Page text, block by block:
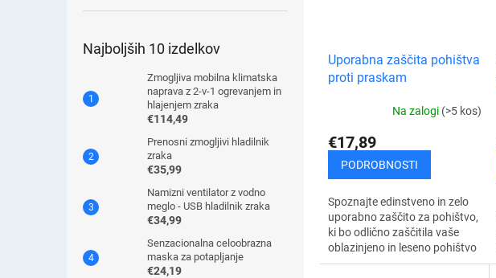
Najboljših 10 izdelkov
Zmogljiva mobilna klimatska
naprava z 2-v-1 ogrevanjem in
hlajenjem zraka
€114,49
Prenosni zmogljivi hladilnik
zraka
€35,99
Namizni ventilator z vodno
meglo - USB hladilnik zraka
€34,99
Senzacionalna celoobrazna
maska ​​za potapljanje
€24,19
Uporabna zaščita pohištva
proti praskam
Na zalogi (>5 kos)
€17,89
PODROBNOSTI
Spoznajte edinstveno in zelo
uporabno zaščito za pohištvo,
ki bo odlično zaščitila vaše
oblazinjeno in leseno pohištvo
pred praskami vaših mačk in